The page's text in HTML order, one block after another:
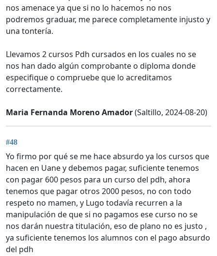
nos amenace ya que si no lo hacemos no nos
podremos graduar, me parece completamente injusto y
una tontería.
Llevamos 2 cursos Pdh cursados en los cuales no se
nos han dado algún comprobante o diploma donde
especifique o compruebe que lo acreditamos
correctamente.
Maria Fernanda Moreno Amador(Saltillo, 2024-08-20)
#48
Yo firmo por qué se me hace absurdo ya los cursos que
hacen en Uane y debemos pagar, suficiente tenemos
con pagar 600 pesos para un curso del pdh, ahora
tenemos que pagar otros 2000 pesos, no con todo
respeto no mamen, y Lugo todavía recurren a la
manipulación de que si no pagamos ese curso no se
nos darán nuestra titulación, eso de plano no es justo ,
ya suficiente tenemos los alumnos con el pago absurdo
del pdh